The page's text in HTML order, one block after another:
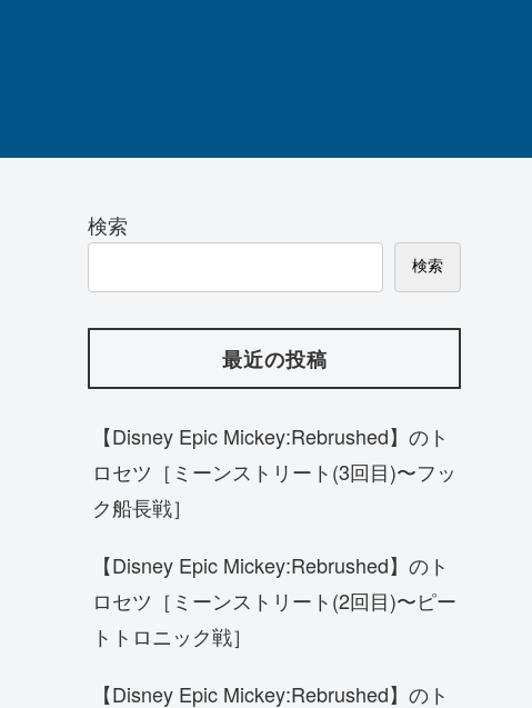
検索
検索
最近の投稿
【Disney Epic Mickey:Rebrushed】のト
ロセツ［ミーンストリート(3回目)〜フッ
ク船長戦］
【Disney Epic Mickey:Rebrushed】のト
ロセツ［ミーンストリート(2回目)〜ピー
トトロニック戦］
【Disney Epic Mickey:Rebrushed】のト